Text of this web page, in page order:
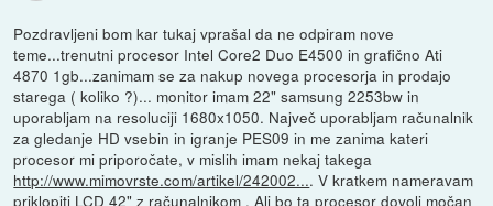
Pozdravljeni bom kar tukaj vprašal da ne odpiram nove
teme...trenutni procesor Intel Core2 Duo E4500 in grafično Ati
4870 1gb...zanimam se za nakup novega procesorja in prodajo
starega ( koliko ?)... monitor imam 22" samsung 2253bw in
uporabljam na resoluciji 1680x1050. Največ uporabljam računalnik
za gledanje HD vsebin in igranje PES09 in me zanima kateri
procesor mi priporočate, v mislih imam nekaj takega
http://www.mimovrste.com/artikel/242002.... V kratkem nameravam
priklopiti LCD 42" z računalnikom . Ali bo ta procesor dovolj močan